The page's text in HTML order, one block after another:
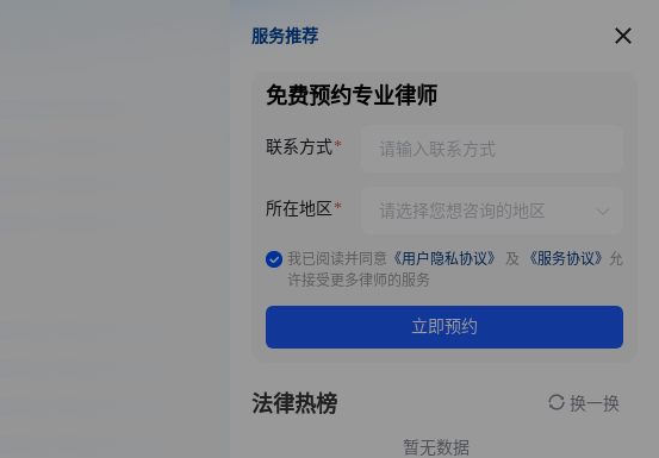
服务推荐
服务推荐
免费预约专业律师
联系方式
所在地区
我已阅读并同意 《用户隐私协议》 及 《服务协议》 允
许接受更多律师的服务
立即预约
法律热榜 换一换
暂无数据